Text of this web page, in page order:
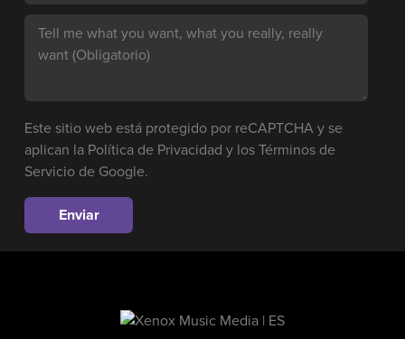
Tell me what you want, what you really, really
want (Obligatorio)
Este sitio web está protegido por reCAPTCHA y se
aplican la Política de Privacidad y losTérminos de
Servicio de Google.